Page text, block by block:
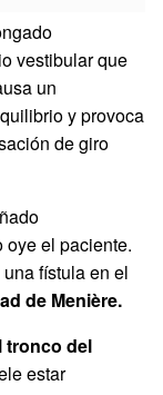
vestibular que
un
y provoca
de giro
oye el paciente.
fístula en el
de Menière.
tronco del
estar